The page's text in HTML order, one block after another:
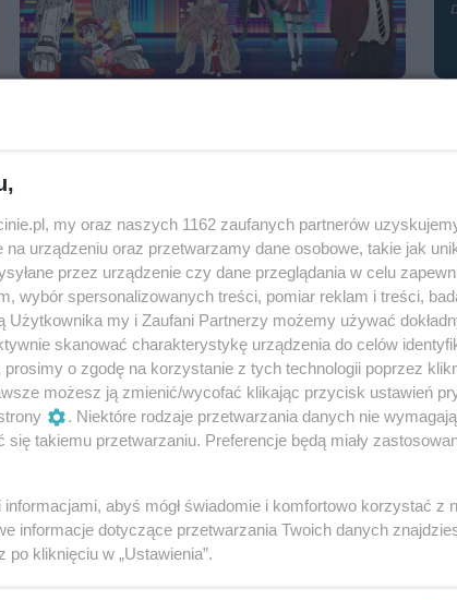
Imprezy cykliczne
Spotkania, wykłady, konferencje
Darmowe
my oraz naszych 1162 zaufanych partnerów
urządzeniu oraz przetwarzamy dane osobowe, takie jak
przez urządzenie czy dane przeglądania w celu
wybór spersonalizowanych treści, pomiar reklam i treści,
Użytkownika my i Zaufani Partnerzy możemy używać
skanować charakterystykę urządzenia do celów
o zgodę na korzystanie z tych technologii poprzez
możesz ją zmienić/wycofać klikając przycisk ustawień
. Niektóre rodzaje przetwarzania danych nie
takiemu przetwarzaniu. Preferencje będą miały
abyś mógł świadomie i komfortowo korzystać z
informacje dotyczące przetwarzania Twoich danych
po kliknięciu w „Ustawienia”.